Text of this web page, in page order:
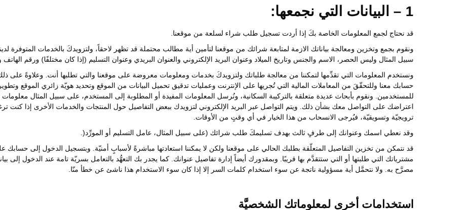
1 – البيانات التي نجمعها:
قد نحتاج لجمع المعلومات الخاصة بكَ إذا أردت تسجيل طلب شراء لسلعة من موقعنا.
ونقوم بجمع وتخزين ومعالجة بياناتك الازمة لمتابعة شرائك من موقعنا لتأمين أية مطالب محتملة قد تظهر لاحقاً، ولتزويدكَ بالخدمات
سبيل المثال وليس الحصر، الاسم والجنس وتاريخ الميلاد وعنوان البريد الإلكتروني والعنوان البريدي وعنوان التسليم (إذا كان مختلفًا) ورقم
ونستخدم المعلومات التي تقدِّمها لتمكننا من معالجة طلباتك ولتزويدكَ بخدمات ومعلومات معروضة على موقعنا والتي تطلبها أنت. وعلاوةً على
حسابك معنا وللتحقّقَ من المعاملات المالية التي تُجريها على الإنترنت وعمليات تدقيق تحميل البيانات من الموقع وتحديد هويّة زائري الموقع
للمستخدمين. ونقوم بأبحاث عديدة متعلقة بالتركيبة السكانية، ونُرسل المعلومات المفيدة أو المطلوبة إلى المستخدم، على سبيل المثال
اعتراضك على التواصل معك بشأن ذلك. ويتم التواصل عبر البريد الإلكتروني لتزويدك ببعض التفاصيل حول المنتجات والخدمات الأخرى إذا
ترويجيّة وتسويقيّة، فيُرجى الانسحاب من هذا الخيار في أي وقتٍ من الأوقات.
وقد نعطي اسمك وعنوانك إلى طرفٍ ثالث بهدف تسليمكَ طلب شرائك (على سبيل المثال، عامل التسليم أو المورِّد(.
قد نتمكن من تخزين التفاصيل المتعلّقة بطلبك الحالي على موقعنا ولكن لا يمكننا استعادتها مباشرةً لأسبابٍ أمنيّة. وبتسجيل الدخول إلى حسابك
مشترياتك التي طلبتها أو التي ستتقدَّم بها قريبًا. وبمقدورك أيضاً إدارة تفاصيل عنوانك. كما يجدر بك التعهُّد بالتعامل بسريّة تامة عند الدخول إلى
مصرَّح به. ولا نتحمَّل أية مسؤولية ناتجة عن سوء استخدام كلمات السر إلا إذا كان سوء الاستخدام هذا ناشئ عن خطأ منّا.
استخدامات أخرى لمعلوماتك الشخصيَّة